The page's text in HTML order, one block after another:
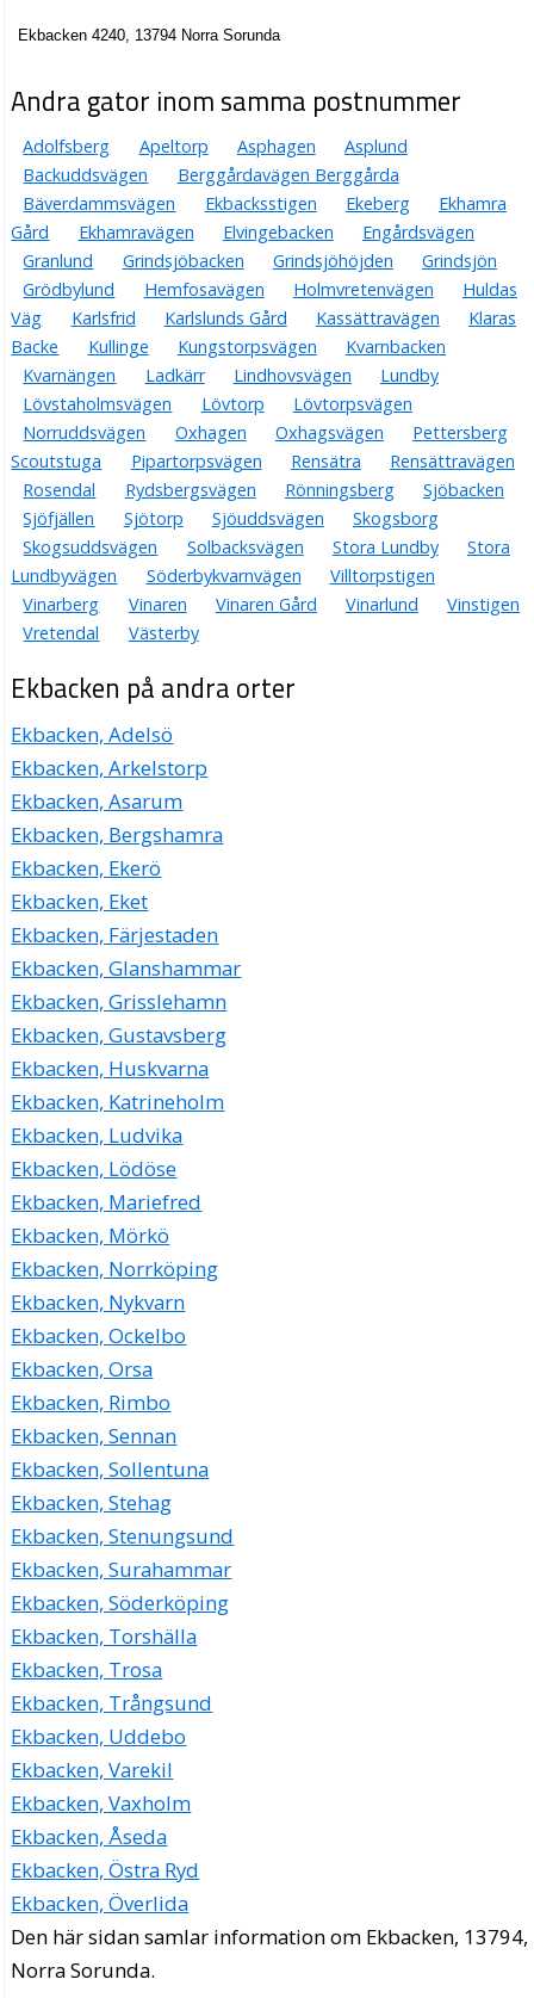
Ekbacken 4240, 13794 Norra Sorunda
Andra gator inom samma postnummer
Adolfsberg Apeltorp Asphagen
Asplund
Backuddsvägen
Berggårdavägen Berggårda
Bäverdammsvägen
Ekbacksstigen Ekeberg
Ekhamra
Gård
Ekhamravägen Elvingebacken
Engårdsvägen
Granlund
Grindsjöbacken Grindsjöhöjden
Grindsjön
Grödbylund
Hemfosavägen Holmvretenvägen
Huldas
Väg
Karlsfrid Karlslunds Gård Kassättravägen
Klaras
Backe
Kullinge Kungstorpsvägen
Kvarnbacken
Kvarnängen
Ladkärr Lindhovsvägen
Lundby
Lövstaholmsvägen
Lövtorp
Lövtorpsvägen
Norruddsvägen
Oxhagen Oxhagsvägen
Pettersberg
Scoutstuga
Pipartorpsvägen Rensätra
Rensättravägen
Rosendal
Rydsbergsvägen Rönningsberg
Sjöbacken
Sjöfjällen
Sjötorp Sjöuddsvägen
Skogsborg
Skogsuddsvägen
Solbacksvägen Stora Lundby
Stora
Lundbyvägen
Söderbykvarnvägen
Villtorpstigen
Vinarberg
Vinaren Vinaren Gård Vinarlund
Vinstigen
Vretendal
Västerby
Ekbacken på andra orter
Ekbacken, Adelsö
Ekbacken, Arkelstorp
Ekbacken, Asarum
Ekbacken, Bergshamra
Ekbacken, Ekerö
Ekbacken, Eket
Ekbacken, Färjestaden
Ekbacken, Glanshammar
Ekbacken, Grisslehamn
Ekbacken, Gustavsberg
Ekbacken, Huskvarna
Ekbacken, Katrineholm
Ekbacken, Ludvika
Ekbacken, Lödöse
Ekbacken, Mariefred
Ekbacken, Mörkö
Ekbacken, Norrköping
Ekbacken, Nykvarn
Ekbacken, Ockelbo
Ekbacken, Orsa
Ekbacken, Rimbo
Ekbacken, Sennan
Ekbacken, Sollentuna
Ekbacken, Stehag
Ekbacken, Stenungsund
Ekbacken, Surahammar
Ekbacken, Söderköping
Ekbacken, Torshälla
Ekbacken, Trosa
Ekbacken, Trångsund
Ekbacken, Uddebo
Ekbacken, Varekil
Ekbacken, Vaxholm
Ekbacken, Åseda
Ekbacken, Östra Ryd
Ekbacken, Överlida
Den här sidan samlar information om Ekbacken, 13794,
Norra Sorunda.